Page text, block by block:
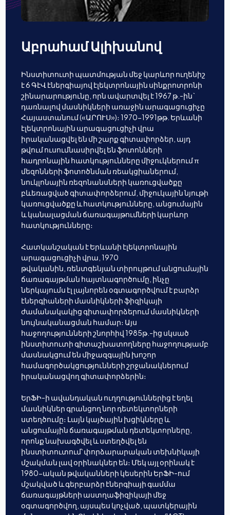
Աբրահամ Ալիխանով
Ինստիտուտի պատմության մեջ կարևոր ուղենիշ
է 6 ԳէՎ էներգիայով էլեկտրոնային սինքրոտրոնի
շինարարությունը, որն ավարտվել է 1967 թ.-ին`
դառնալով մասնիկների առաջին արագացուցիչը
Հայաստանում («ԱՐՈՒՍ»)։ 1970-1991թթ. Երևանի
էլեկտրոնային արագացուցիչի վրա
իրականացվել են մի շարք գիտափորձեր, այդ
թվում ուսումնասիրվել են ֆոտոնների
հադրոնային հատկությունները միջուկներում π
մեզոնների ֆոտոծնման ռեակցիաներում,
նուկլոնային ռեզոնանսների կառուցվածքը
բևեռացված գիտափորձերում, միջուկային նյութի
կառուցվածքը և հատկությունները, անցումային
և կանալացման ճառագայթումների կարևոր
հատկությունները։
Հատկանշական է Երևանի էլեկտրոնային
արագացուցիչի վրա, 1970
թվականին, ռենտգենյան տիրույթում անցումային
ճառագայթման հայտնագործումը, ինչը
ներկայումս էլ լայնորեն օգտագործվում է բարձր
էներգիաների մասնիկների ֆիզիկայի
ժամանակակից գիտափորձերում մասնիկների
նույնականացման համար։ Այս
հաջողությունների շնորհիվ 1985թ.-ից սկսած
ինստիտուտի գիտաշխատողները հաջողությամբ
մասնակցում են միջազգային խոշոր
համագործակցությունների շրջանակներում
իրականացվող գիտափորձերին։
ԵրՖԻ-ի ավանդական ուղղություններից է եղել
մասնիկներ գրանցող նոր դետեկտորների
ստեղծումը։ Լայն կայծային խցիկները և
անցումային ճառագայթման դետեկտորները,
որոնք նախագծվել և ստեղծվել են
ինստիտուտում՝ փորձարարական տեխնիկայի
մշակման լավ օրինակներ են։ Մեկ այլ օրինակ է
1980-ական թվականների կեսերին ԵրՖԻ-ում
մշակված և գերբարձր էներգիայի գամմա
ճառագայթների աստղաֆիզիկայի մեջ
օգտագործվող, այսպես կոչված, պատկերային